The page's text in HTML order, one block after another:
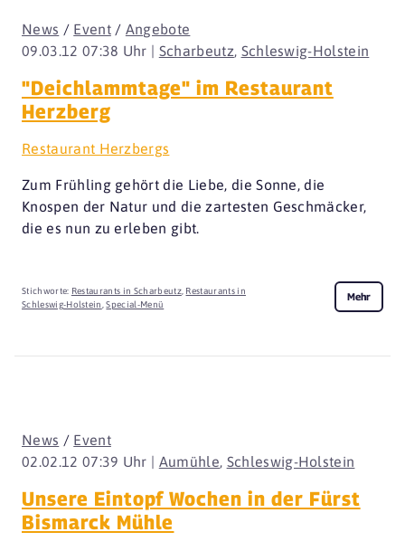
09.03.12 07:38 Uhr | Scharbeutz, Schleswig-Holstein
News / Event/ Angebote
"Deichlammtage" im Restaurant
Herzberg
Restaurant Herzbergs
Zum Frühling gehört die Liebe, die Sonne, die
Knospen der Natur und die zartesten Geschmäcker,
die es nun zu erleben gibt.
Stichworte: Restaurants in Scharbeutz, Restaurants in
Schleswig-Holstein ,Special-Menü
Mehr
02.02.12 07:39 Uhr | Aumühle, Schleswig-Holstein
News / Event
Unsere Eintopf Wochen in der Fürst
Bismarck Mühle